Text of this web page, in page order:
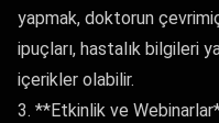
yapmak, doktorun
ipuçları, hastalık bilgileri
içerikler olabilir.
3. **Etkinlik ve